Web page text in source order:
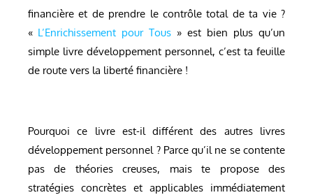
financière et de prendre le contrôle total de ta vie ?
« L’Enrichissement pour Tous » est bien plus qu’un
simple livre développement personnel, c’est ta feuille
de route vers la liberté financière !
Pourquoi ce livre est-il différent des autres livres
développement personnel ? Parce qu’il ne se contente
pas de théories creuses, mais te propose des
stratégies concrètes et applicables immédiatement